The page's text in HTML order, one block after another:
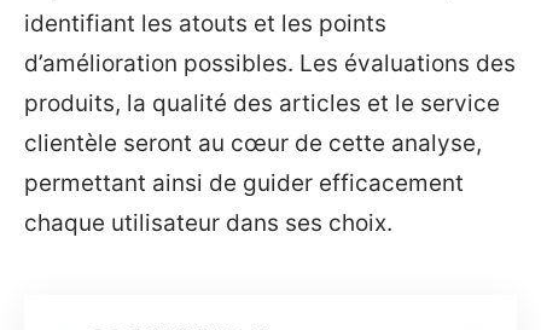
identifiant les atouts et les points
d’amélioration possibles. Les évaluations des
produits, la qualité des articles et le service
clientèle seront au cœur de cette analyse,
permettant ainsi de guider efficacement
chaque utilisateur dans ses choix.